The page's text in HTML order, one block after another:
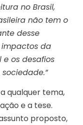
no Brasil,
não tem o
desse
impactos da
os desafios
qualquer tema,
e a tese.
proposto,